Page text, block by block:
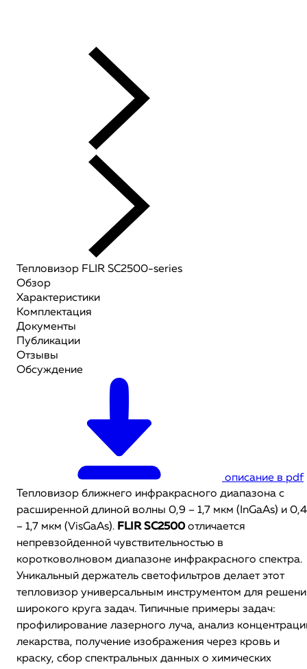
Тепловизор FLIR SC2500-series
Обзор
Характеристики
Комплектация
Документы
Публикации
Отзывы
Обсуждение
описание в pdf
Тепловизор ближнего инфракрасного диапазона с
расширенной длиной волны 0,9 – 1,7 мкм (InGaAs) и 0,4
– 1,7 мкм (VisGaAs). FLIR SC2500отличается
непревзойденной чувствительностью в
коротковолновом диапазоне инфракрасного спектра.
Уникальный держатель светофильтров делает этот
тепловизор универсальным инструментом для
широкого круга задач. Типичные примеры задач:
профилирование лазерного луча, анализ
лекарства, получение изображения через кровь и
краску, сбор спектральных данных о химических